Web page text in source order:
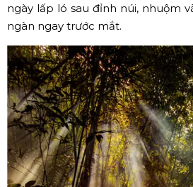
ngày lấp ló sau đỉnh núi, nhuộm
ngàn ngay trước mắt.